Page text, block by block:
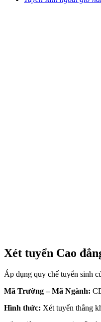
Xét tuyển Cao
Áp dụng quy chế tuyển sinh
Mã Trường – Mã Ngành:
Hình thức: Xét tuyển thẳng